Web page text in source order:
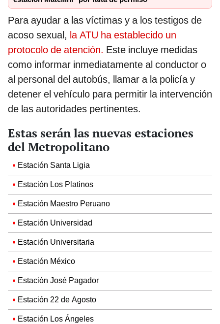
Para ayudar a las víctimas y a los testigos de
acoso sexual, la ATU ha establecido un
protocolo de atención. Este incluye medidas
como informar inmediatamente al conductor o
al personal del autobús, llamar a la policía y
detener el vehículo para permitir la intervención
de las autoridades pertinentes.
Estas serán las nuevas estaciones
del Metropolitano
Estación Santa Ligia
Estación Los Platinos
Estación Maestro Peruano
Estación Universidad
Estación Universitaria
Estación México
Estación José Pagador
Estación 22 de Agosto
Estación Los Ángeles